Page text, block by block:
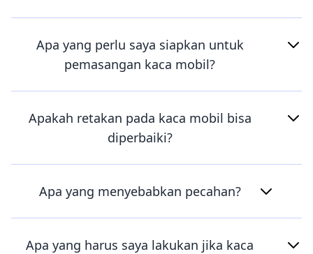
Apa yang perlu saya siapkan untuk
pemasangan kaca mobil?
Apakah retakan pada kaca mobil bisa
diperbaiki?
Apa yang menyebabkan pecahan?
Apa yang harus saya lakukan jika kaca